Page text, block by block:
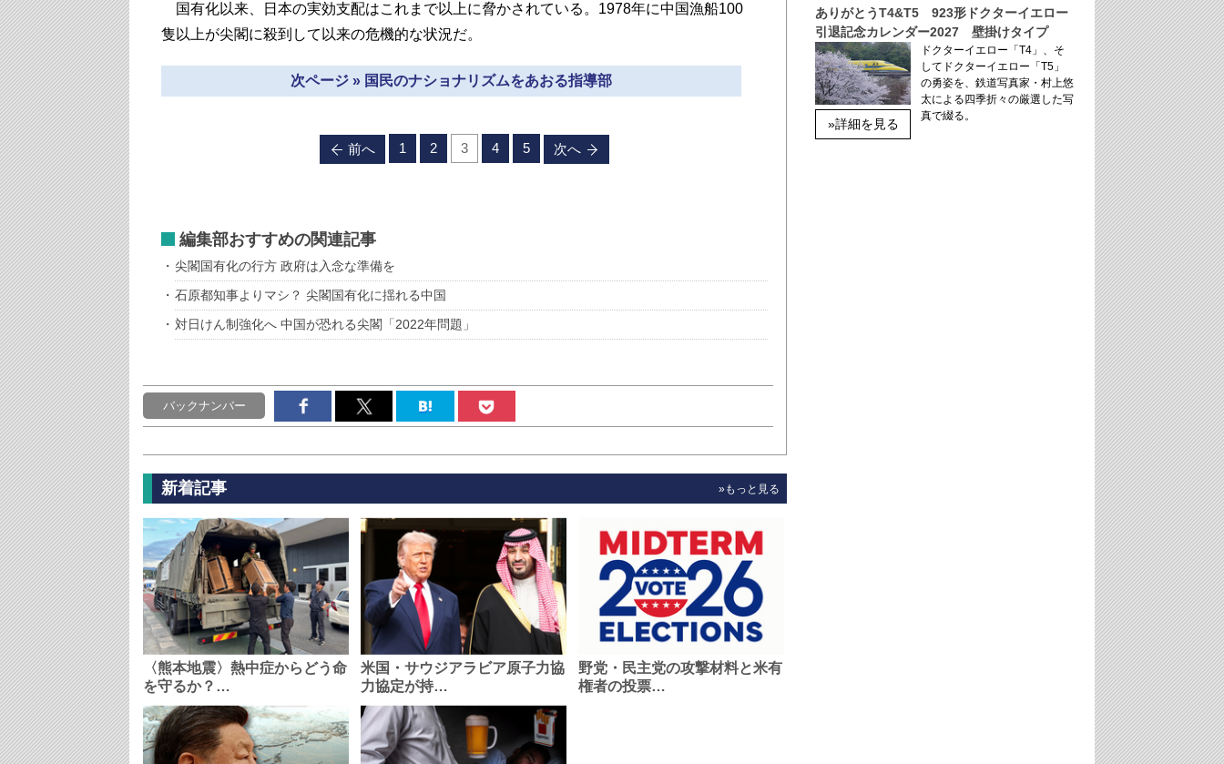
国有化以来、日本の実効支配はこれまで以上に脅かされている。1978年に中国漁船100
隻以上が尖閣に殺到して以来の危機的な状況だ。
次ページ » 国民のナショナリズムをあおる指導部
前へ 1 2 3 4 5 次へ
編集部おすすめの関連記事
尖閣国有化の行方 政府は入念な準備を
石原都知事よりマシ？ 尖閣国有化に揺れる中国
対日けん制強化へ 中国が恐れる尖閣「2022年問題」
バックナンバー
新着記事 »もっと見る
〈熊本地震〉熱中症からどう命
を守るか？…
米国・サウジアラビア原子力協
力協定が持…
野党・民主党の攻撃材料と米有
権者の投票…
ありがとうT4&T5 923形ドクターイエロー
引退記念カレンダー2027 壁掛けタイプ
»詳細を見る
ドクターイエロー「T4」、そ
してドクターイエロー「T5」
の勇姿を、鉄道写真家・村上悠
太による四季折々の厳選した写
真で綴る。